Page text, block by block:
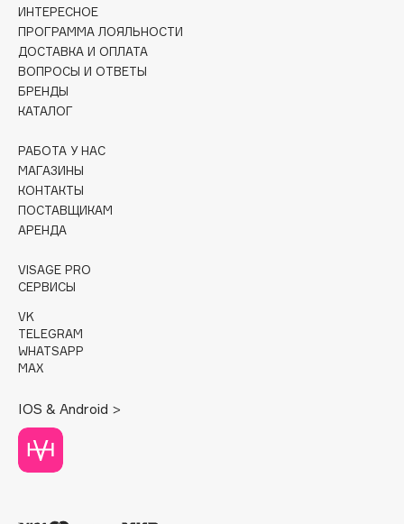
Collagenina
Consly
Corimo
CosRX
Cottolina
Cunzite
Curaprox
d'Alba
DABO
DARLING*
Darphin
Deonica
Dessange
Dior
ИНТЕРЕСНОЕ
ПРОГРАММА ЛОЯЛЬНОСТИ
ДОСТАВКА И ОПЛАТА
ВОПРОСЫ И ОТВЕТЫ
БРЕНДЫ
КАТАЛОГ
РАБОТА У НАС
МАГАЗИНЫ
КОНТАКТЫ
ПОСТАВЩИКАМ
АРЕНДА
VISAGE PRO
СЕРВИСЫ
VK
TELEGRAM
WHATSAPP
MAX
IOS & Android >